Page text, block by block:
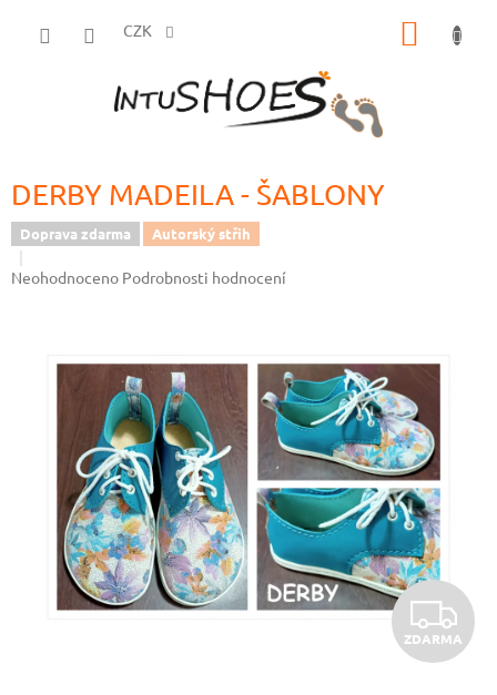
CZK
DERBY MADEILA - ŠABLONY
Doprava zdarma Autorský střih
Průměrné
Neohodnoceno Podrobnosti hodnocení
Z
D
ZDARMA